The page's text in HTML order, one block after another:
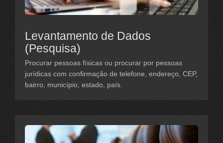
Levantamento de Dados
(Pesquisa)
Procurar pessoas físicas ou procurar por pessoas
jurídicas com confirmação de telefone, endereço, CEP,
bairro, município, estado, país.